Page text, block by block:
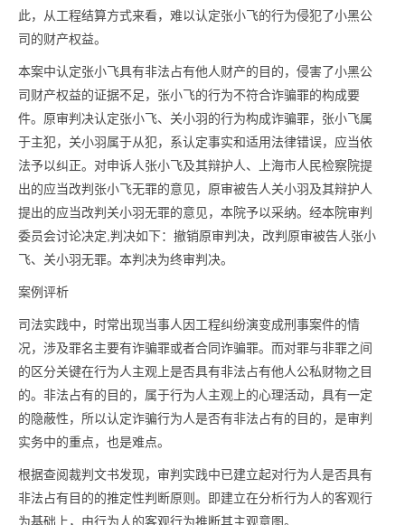
此，从工程结算方式来看，难以认定张小飞的行为侵犯了小黑公
司的财产权益。
本案中认定张小飞具有非法占有他人财产的目的，侵害了小黑公
司财产权益的证据不足，张小飞的行为不符合诈骗罪的构成要
件。原审判决认定张小飞、关小羽的行为构成诈骗罪，张小飞属
于主犯，关小羽属于从犯，系认定事实和适用法律错误，应当依
法予以纠正。对申诉人张小飞及其辩护人、上海市人民检察院提
出的应当改判张小飞无罪的意见，原审被告人关小羽及其辩护人
提出的应当改判关小羽无罪的意见，本院予以采纳。经本院审判
委员会讨论决定,判决如下：撤销原审判决，改判原审被告人张小
飞、关小羽无罪。本判决为终审判决。
案例评析
司法实践中，时常出现当事人因工程纠纷演变成刑事案件的情
况，涉及罪名主要有诈骗罪或者合同诈骗罪。而对罪与非罪之间
的区分关键在行为人主观上是否具有非法占有他人公私财物之目
的。非法占有的目的，属于行为人主观上的心理活动，具有一定
的隐蔽性，所以认定诈骗行为人是否有非法占有的目的，是审判
实务中的重点，也是难点。
根据查阅裁判文书发现，审判实践中已建立起对行为人是否具有
非法占有目的的推定性判断原则。即建立在分析行为人的客观行
为基础上，由行为人的客观行为推断其主观意图。